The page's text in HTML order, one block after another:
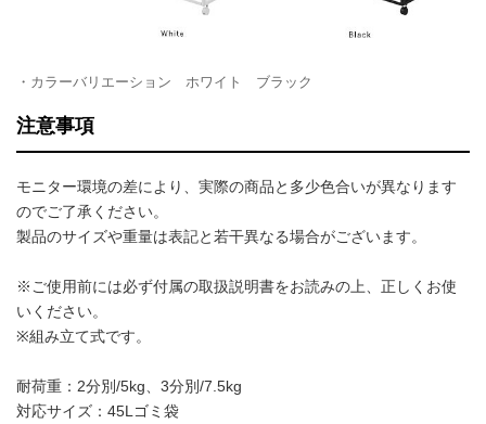
・カラーバリエーション ホワイト ブラック
注意事項
モニター環境の差により、実際の商品と多少色合いが異なります
のでご了承ください。
製品のサイズや重量は表記と若干異なる場合がございます。
※ご使用前には必ず付属の取扱説明書をお読みの上、正しくお使
いください。
※組み立て式です。
耐荷重：2分別/5kg、3分別/7.5kg
対応サイズ：45Lゴミ袋